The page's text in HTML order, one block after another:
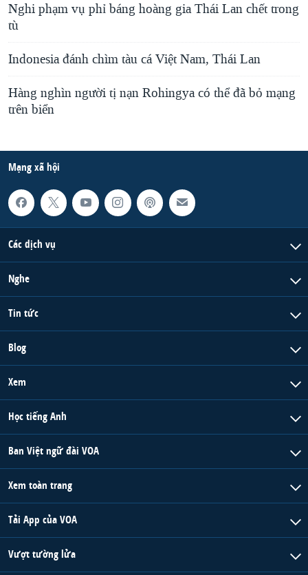
Nghi phạm vụ phỉ báng hoàng gia Thái Lan chết trong
tù
Indonesia đánh chìm tàu cá Việt Nam, Thái Lan
Hàng nghìn người tị nạn Rohingya có thể đã bỏ mạng
trên biển
Mạng xã hội
Các dịch vụ
Nghe
Tin tức
Blog
Xem
Học tiếng Anh
Ban Việt ngữ đài VOA
Xem toàn trang
Tải App của VOA
Vượt tường lửa